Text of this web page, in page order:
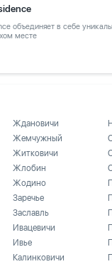
объединяет в себе
месте
Ждановичи
Жемчужный
Житковичи
Жлобин
Жодино
Заречье
Заславль
Ивацевичи
Ивье
Калинковичи